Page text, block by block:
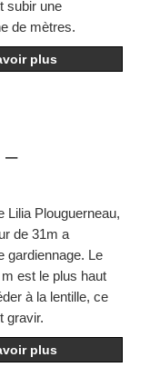
subir une
de mètres.
plus
–
Lilia Plouguerneau,
de 31m a
gardiennage. Le
est le plus haut
à la lentille, ce
gravir.
plus